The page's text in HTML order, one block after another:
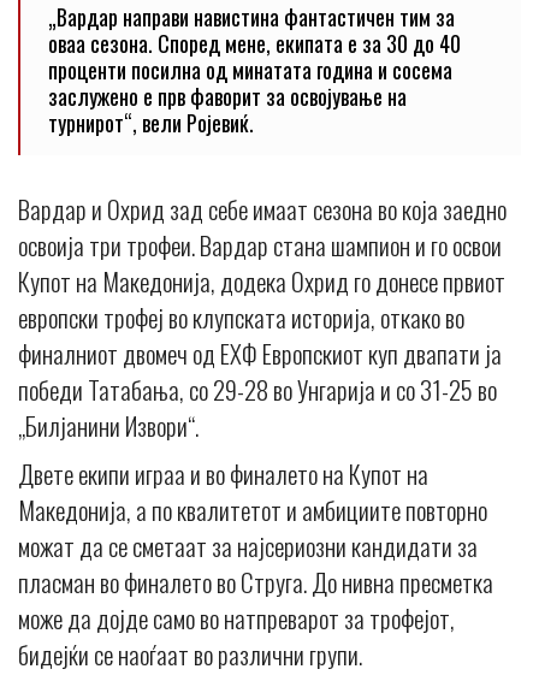
„Вардар направи навистина фантастичен тим за
оваа сезона. Според мене, екипата е за 30 до 40
проценти посилна од минатата година и сосема
заслужено е прв фаворит за освојување на
турнирот“, вели Ројевиќ.
Вардар и Охрид зад себе имаат сезона во која заедно
освоија три трофеи. Вардар стана шампион и го освои
Купот на Македонија, додека Охрид го донесе првиот
европски трофеј во клупската историја, откако во
финалниот двомеч од ЕХФ Европскиот куп двапати ја
победи Татабања, со 29-28 во Унгарија и со 31-25 во
„Билјанини Извори“.
Двете екипи играа и во финалето на Купот на
Македонија, а по квалитетот и амбициите повторно
можат да се сметаат за најсериозни кандидати за
пласман во финалето во Струга. До нивна пресметка
може да дојде само во натпреварот за трофејот,
бидејќи се наоѓаат во различни групи.